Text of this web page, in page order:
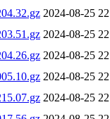
2024-08-25
2024-08-25
2024-08-25
2024-08-25
2024-08-25